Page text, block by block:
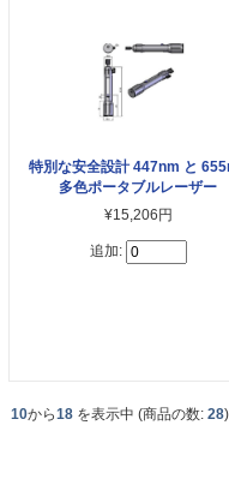
特別な安全設計 447nm と
多色ポータブルレーザー
¥15,206円
追加:
10から18 を表示中 (商品の数: 28)